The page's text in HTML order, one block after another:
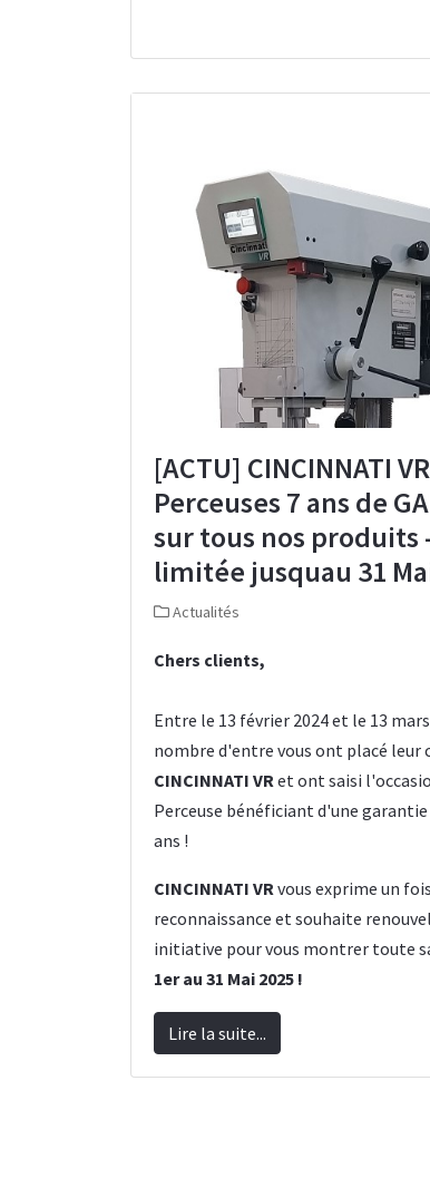
[ACTU] CINCINNATI VR
Perceuses 7 ans de
sur tous nos produits
limitée jusquau 31
Actualités
Chers clients,
Entre le 13 février 2024 et le 13
nombre d'entre vous ont placé leur
CINCINNATI VRet ont saisi
Perceuse bénéficiant d'une
ans !
CINCINNATI VRvous exprime un
reconnaissance et souhaite
initiative pour vous montrer toute
1er au 31 Mai 2025 !
Lire la suite...